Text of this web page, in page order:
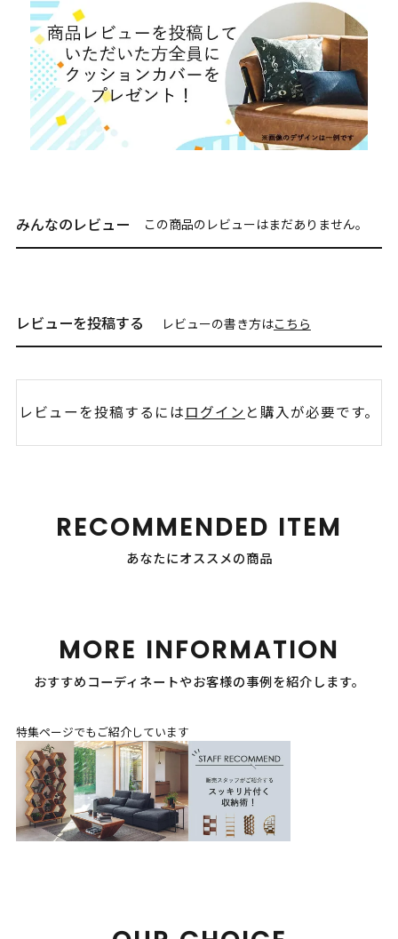
みんなのレビュー この商品のレビューはまだありません。
レビューを投稿する レビューの書き方はこちら
レビューを投稿するにはログイン と購入が必要です。
RECOMMENDED ITEM
あなたにオススメの商品
MORE INFORMATION
おすすめコーディネートやお客様の事例を紹介します。
特集ページでもご紹介しています